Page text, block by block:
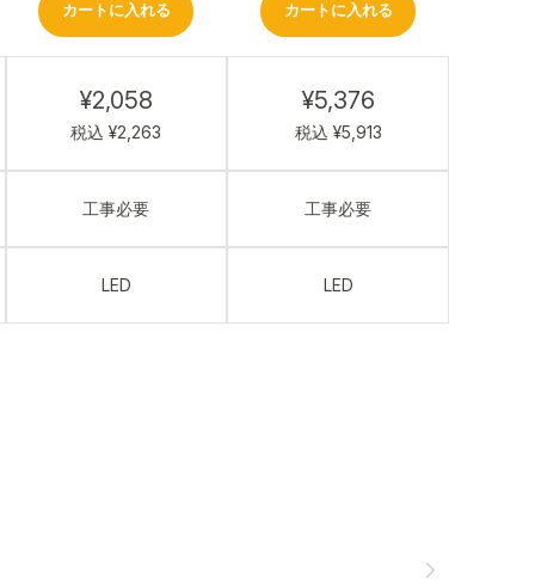
カートに入れる
¥2,058
税込 ¥2,263
工事必要
LED
カートに入れる
¥5,376
税込 ¥5,913
工事必要
LED